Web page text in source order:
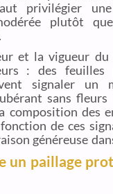
privilégier
plutôt
et la vigueur
: des feuilles
signaler un
sans
composition des
de ces
généreuse
un paillage